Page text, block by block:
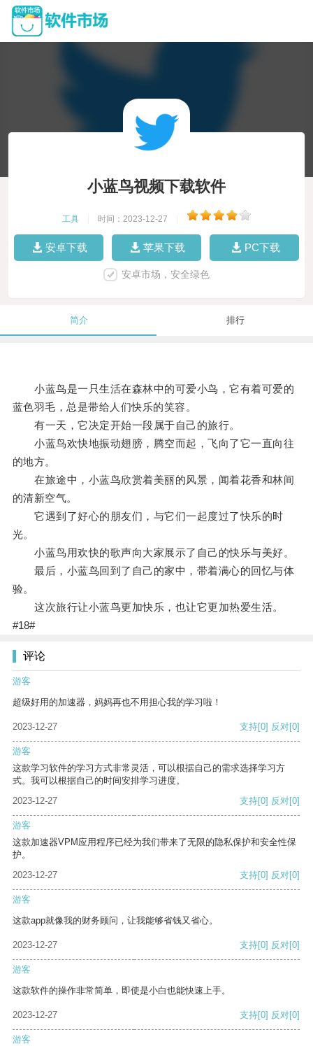
小蓝鸟视频下载软件
工具 时间：2023-12-27
安卓下载 苹果下载 PC下载
安卓市场，安全绿色
简介 排行
小蓝鸟是一只生活在森林中的可爱小鸟，它有着可爱的
蓝色羽毛，总是带给人们快乐的笑容。
有一天，它决定开始一段属于自己的旅行。
小蓝鸟欢快地振动翅膀，腾空而起，飞向了它一直向往
的地方。
在旅途中，小蓝鸟欣赏着美丽的风景，闻着花香和林间
的清新空气。
它遇到了好心的朋友们，与它们一起度过了快乐的时
光。
小蓝鸟用欢快的歌声向大家展示了自己的快乐与美好。
最后，小蓝鸟回到了自己的家中，带着满心的回忆与体
验。
这次旅行让小蓝鸟更加快乐，也让它更加热爱生活。
#18#
评论
游客
超级好用的加速器，妈妈再也不用担心我的学习啦！
2023-12-27 支持[0] 反对[0]
游客
这款学习软件的学习方式非常灵活，可以根据自己的需求选择学习方
式。我可以根据自己的时间安排学习进度。
2023-12-27
支持[0] 反对[0]
游客
这款加速器VPM应用程序已经为我们带来了无限的隐私保护和安全性保
护。
2023-12-27
支持[0] 反对[0]
游客
这款app就像我的财务顾问，让我能够省钱又省心。
2023-12-27 支持[0] 反对[0]
游客
这款软件的操作非常简单，即使是小白也能快速上手。
2023-12-27 支持[0] 反对[0]
游客